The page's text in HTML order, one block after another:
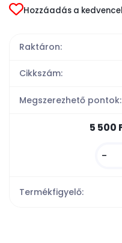
Hozzáadás a
Raktáron:
Cikkszám:
Megszerezhető pontok:
5 500
Termékfigyelő:
-